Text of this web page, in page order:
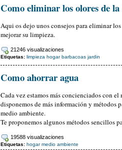
Como eliminar los olores de
Aqui os dejo unos consejos para eliminar
mejorar su limpieza.
21246 visualizaciones
Etiquetas: limpieza hogar barbacoas jardin
Como ahorrar agua
Cada vez estamos más concienciados con
disponemos de más información y métodos
medio ambiente.
Te proponemos algunos métodos sencillos
19588 visualizaciones
Etiquetas: hogar medio ambiente